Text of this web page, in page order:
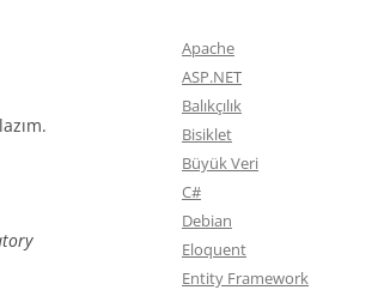
Apache
ASP.NET
Balıkçılık
Bisiklet
Büyük Veri
C#
Debian
Eloquent
Entity Framework